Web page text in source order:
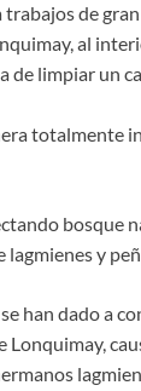
de
al
de limpiar un
totalmente
bosque
lagmienes y
han dado a